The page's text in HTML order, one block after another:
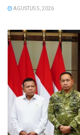
AGUSTUS 5, 2026